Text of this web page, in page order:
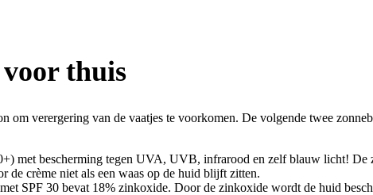
thuis
om verergering van de vaatjes te voorkomen. De volgende twee
met bescherming tegen UVA, UVB, infrarood en zelf blauw licht! De
de crème niet als een waas op de huid blijft zitten.
SPF 30 bevat 18% zinkoxide. Door de zinkoxide wordt de huid